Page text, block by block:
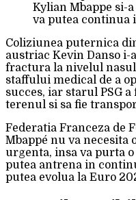
Kylian Mbappe si-
va putea continua
Coliziunea puternica
austriac Kevin Danso
fractura la nivelul
staffului medical de a
succes, iar starul PSG
terenul si sa fie
Federatia Franceza de
Mbappé nu va
urgenta, insa va purta
putea antrena in
putea evolua la Euro